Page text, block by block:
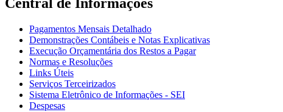
Pagamentos Mensais Detalhado
Demonstrações Contábeis e Notas Explicativas
Execução Orçamentária dos Restos a Pagar
Normas e Resoluções
Links Úteis
Serviços Terceirizados
Sistema Eletrônico de Informações - SEI
Despesas